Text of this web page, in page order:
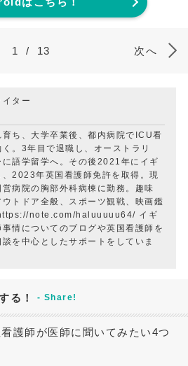
1 / 13 次へ
ター
育ち、大学卒業後、都内病院でICU看
。3年目で退職し、オーストラリ
に語学留学へ。その後2021年にイギ
、2023年英国看護師免許を取得。現
病院の胸部外科病棟に勤務。趣味
トドア全般、スポーツ観戦、映画鑑
note.com/haluuuuu64/ イギ
事情についてのブログや英国看護師を
談を中心としたサポートをしていま
る！
護師が医師に聞いてみたい4つ